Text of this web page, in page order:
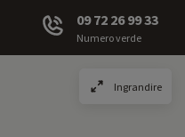
09 72 26 99 33
Numero verde
Ingrandire